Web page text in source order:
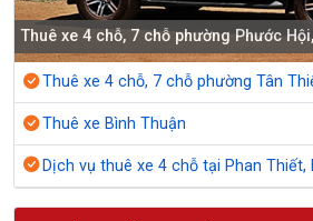
Thuê xe 4 chỗ, 7 chỗ phường Phước
Thuê xe 4 chỗ, 7 chỗ phường Tân
Thuê xe Bình Thuận
Dịch vụ thuê xe 4 chỗ tại Phan Thiết,